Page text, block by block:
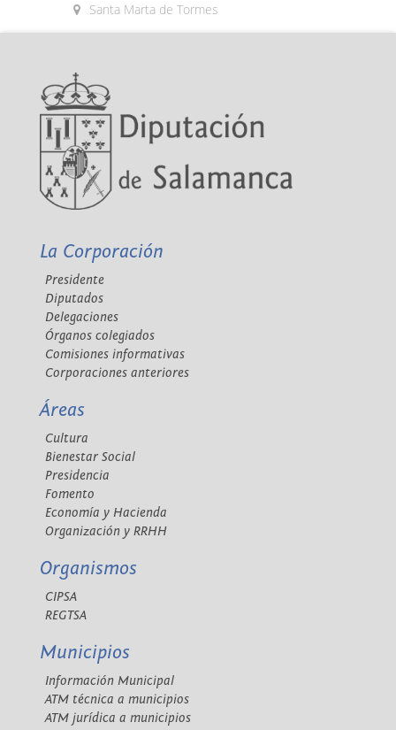
Santa Marta de Tormes
La Corporación
Presidente
Diputados
Delegaciones
Órganos colegiados
Comisiones informativas
Corporaciones anteriores
Áreas
Cultura
Bienestar Social
Presidencia
Fomento
Economía y Hacienda
Organización y RRHH
Organismos
CIPSA
REGTSA
Municipios
Información Municipal
ATM técnica a municipios
ATM jurídica a municipios